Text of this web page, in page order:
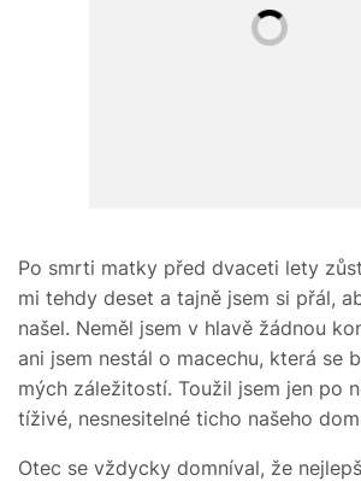
Po smrti matky před dvaceti lety
mi tehdy deset a tajně jsem si přál,
našel. Neměl jsem v hlavě žádnou
ani jsem nestál o macechu, která se
mých záležitostí. Toužil jsem jen po
tíživé, nesnesitelné ticho našeho
Otec se vždycky domníval, že